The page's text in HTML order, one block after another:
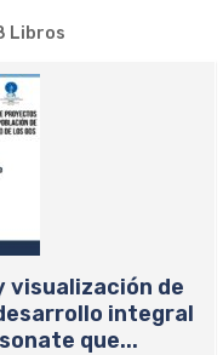
Libros
visualización de
integral
que...